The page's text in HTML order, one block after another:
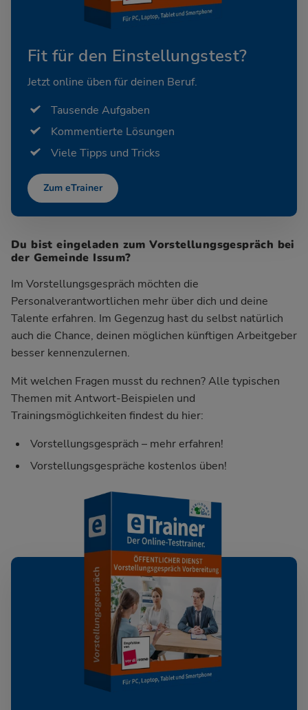
Fit für den Einstellungstest?
Jetzt online üben für deinen Beruf.
Tausende Aufgaben
Kommentierte Lösungen
Viele Tipps und Tricks
Zum eTrainer
Du bist eingeladen zum Vorstellungsgespräch bei
der Gemeinde Issum?
Im Vorstellungsgespräch möchten die
Personalverantwortlichen mehr über dich und deine
Talente erfahren. Im Gegenzug hast du selbst natürlich
auch die Chance, deinen möglichen künftigen Arbeitgeber
besser kennenzulernen.
Mit welchen Fragen musst du rechnen? Alle typischen
Themen mit Antwort-Beispielen und
Trainingsmöglichkeiten findest du hier:
Vorstellungsgespräch – mehr erfahren!
Vorstellungsgespräche kostenlos üben!